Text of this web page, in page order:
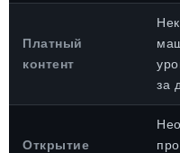
Платный
контент
за
Открытие